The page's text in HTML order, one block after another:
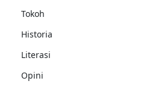
Tokoh
Historia
Literasi
Opini